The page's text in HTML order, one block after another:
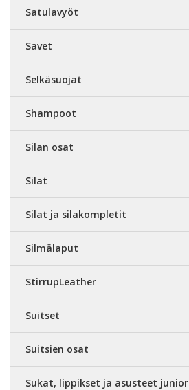
Satulavyöt
Savet
Selkäsuojat
Shampoot
Silan osat
Silat
Silat ja silakompletit
Silmälaput
StirrupLeather
Suitset
Suitsien osat
Sukat, lippikset ja asusteet